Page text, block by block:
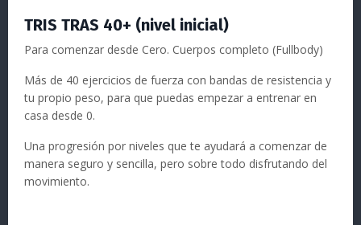
TRIS TRAS 40+ (nivel inicial)
Para comenzar desde Cero. Cuerpos completo (Fullbody)
Más de 40 ejercicios de fuerza con bandas de resistencia y
tu propio peso, para que puedas empezar a entrenar en
casa desde 0.
Una progresión por niveles que te ayudará a comenzar de
manera seguro y sencilla, pero sobre todo disfrutando del
movimiento.